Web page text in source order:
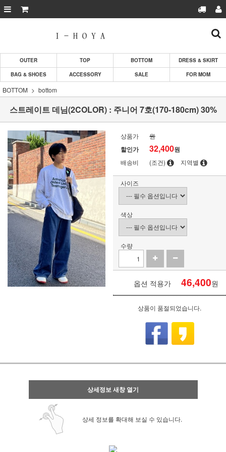
OUTER TOP BOTTOM
DRESS & SKIRT
BAG & SHOES
ACCESSORY SALE FOR MOM
BOTTOM bottom
스트레이트 데님(2COLOR) : 주니어 7호(170-180cm) 30%
상품가 원
할인가 32,400원
배송비 (조건) 지역별
사이즈
색상
수량
옵션 적용가 46,400원
상품이 품절되었습니다.
상세정보 새창 열기
상세 정보를 확대해 보실 수 있습니다.